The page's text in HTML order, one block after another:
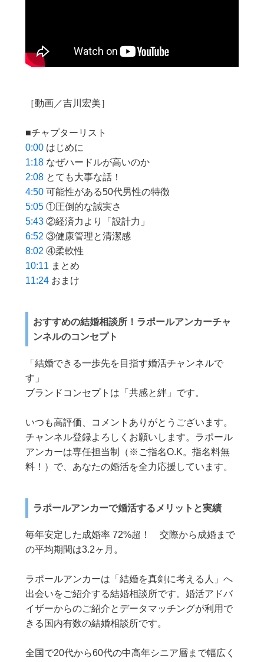
［動画／吉川宏美］
■チャプターリスト
0:00 はじめに
1:18 なぜハードルが高いのか
2:08 とても大事な話！
4:50 可能性がある50代男性の特徴
5:05 ①圧倒的な誠実さ
5:43 ②経済力より「設計力」
6:52 ③健康管理と清潔感
8:02 ④柔軟性
10:11 まとめ
11:24 おまけ
おすすめの結婚相談所！ラポールアンカーチャ
ンネルのコンセプト
「結婚できる一歩先を目指す婚活チャンネルで
す」
ブランドコンセプトは「共感と絆」です。
いつも高評価、コメントありがとうございます。
チャンネル登録よろしくお願いします。ラポール
アンカーは専任担当制（※ご指名O.K。指名料無
料！）で、あなたの婚活を全力応援しています。
ラポールアンカーで婚活するメリットと実績
毎年安定した成婚率 72%超！ 交際から成婚まで
の平均期間は3.2ヶ月。
ラポールアンカーは「結婚を真剣に考える人」へ
出会いをご紹介する結婚相談所です。婚活アドバ
イザーからのご紹介とデータマッチングが利用で
きる国内有数の結婚相談所です。
全国で20代から60代の中高年シニア層まで幅広く